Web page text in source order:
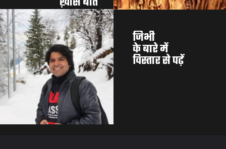
जिभी
के बारे में
विस्तार से पढ़ें